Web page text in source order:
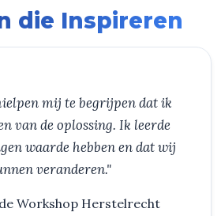
die Inspireren
mij te begrijpen dat ik
van de oplossing. Ik leerde
waarde hebben en dat wij
veranderen."
Workshop Herstelrecht